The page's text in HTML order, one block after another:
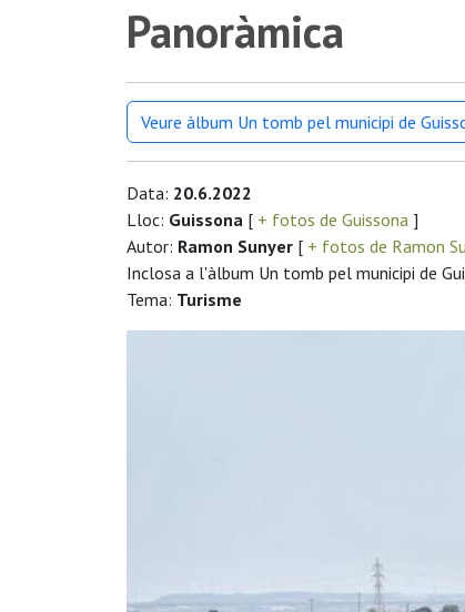
Panoràmica
Veure àlbum Un tomb pel municipi de
Data: 20.6.2022
Lloc: Guissona [ + fotos de Guissona ]
Autor: Ramon Sunyer [ + fotos de Ramon
Inclosa a l'àlbum Un tomb pel municipi de
Tema: Turisme